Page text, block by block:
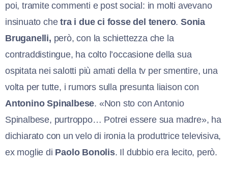
poi, tramite commenti e post social: in molti avevano
insinuato chetra i due ci fosse del tenero.Sonia
Bruganelli, però, con la schiettezza che la
contraddistingue, ha colto l’occasione della sua
ospitata nei salotti più amati della tv per smentire, una
volta per tutte, i rumors sulla presunta liaison con
Antonino Spinalbese. «Non sto con Antonio
Spinalbese, purtroppo… Potrei essere sua madre», ha
dichiarato con un velo di ironia la produttrice televisiva,
ex moglie di Paolo Bonolis. Il dubbio era lecito, però.